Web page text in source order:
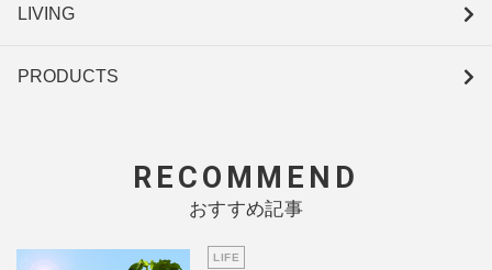
LIVING
PRODUCTS
RECOMMEND
おすすめ記事
LIFE